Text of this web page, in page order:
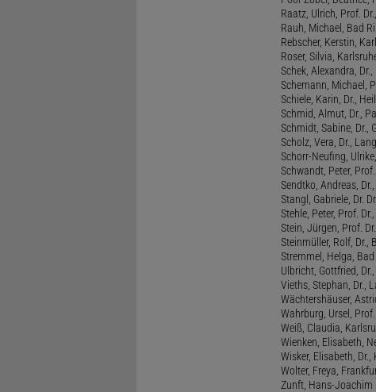
Raatz, Ulrich, Prof.
Rauh, Michael, Bad
Rebscher, Kerstin,
Roser, Silvia,
Schek, Alexandra, Dr.,
Schemann, Michael,
Schiele, Karin, Dr.,
Schmid, Almut, Dr.,
Schmidt, Sabine, Dr.,
Scholz, Vera, Dr.,
Schorr-Neufing,
Schwandt, Peter,
Sendtko, Andreas,
Stangl, Gabriele, Dr.
Stehle, Peter, Prof.
Stein, Jürgen, Prof.
Steinmüller, Rolf, Dr.,
Stremmel, Helga,
Ulbricht, Gottfried,
Vieths, Stephan, Dr.,
Wächtershäuser,
Wahrburg, Ursel,
Weiß, Claudia,
Wienken, Elisabeth,
Wisker, Elisabeth, Dr.,
Wolter, Freya,
Zunft, Hans-Joachim